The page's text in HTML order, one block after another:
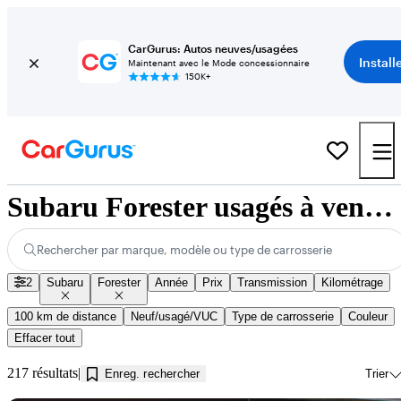
CarGurus: Autos neuves/usagées
Maintenant avec le Mode concessionnaire
150K+
Subaru Forester usagés à vendre près de Innisfil, ON
Rechercher par marque, modèle ou type de carrosserie
2 Subaru Forester Année Prix Transmission Kilométrage
100 km de distance Neuf/usagé/VUC Type de carrosserie
Couleur
Effacer tout
217 résultats Enreg. rechercher Trier